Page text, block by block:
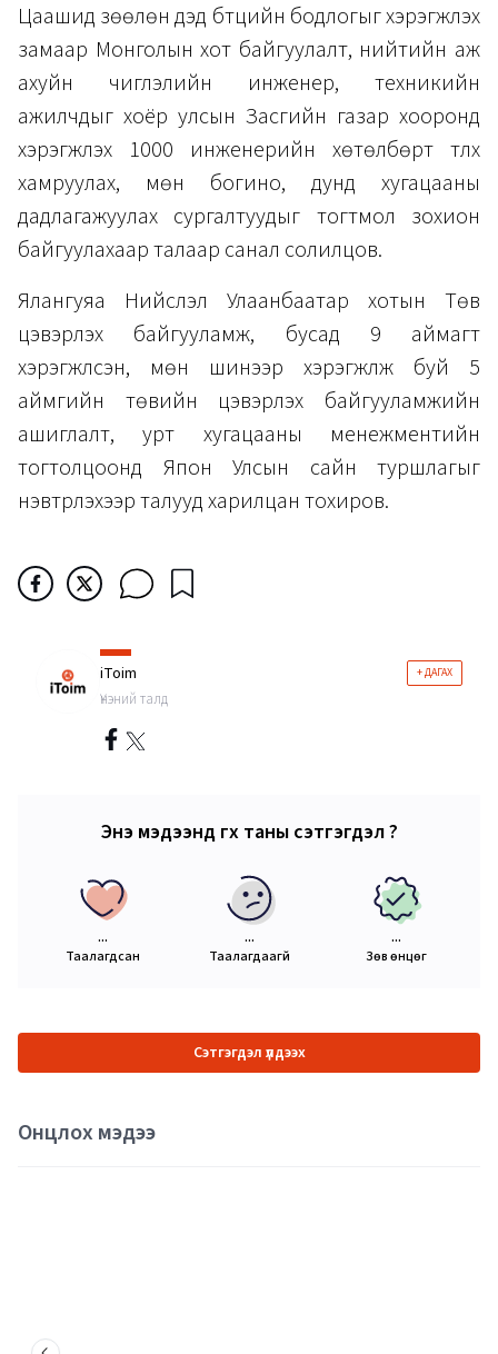
Цаашид зөөлөн дэд бүтцийн бодлогыг хэрэгжүүлэх
замаар Монголын хот байгуулалт, нийтийн аж
ахуйн чиглэлийн инженер, техникийн
ажилчдыг хоёр улсын Засгийн газар хооронд
хэрэгжүүлэх 1000 инженерийн хөтөлбөрт түлхүү
хамруулах, мөн богино, дунд хугацааны
дадлагажуулах сургалтуудыг тогтмол зохион
байгуулахаар талаар санал солилцов.
Ялангуяа Нийслэл Улаанбаатар хотын Төв
цэвэрлэх байгууламж, бусад 9 аймагт
хэрэгжүүлсэн, мөн шинээр хэрэгжүүлж буй 5
аймгийн төвийн цэвэрлэх байгууламжийн
ашиглалт, урт хугацааны менежментийн
тогтолцоонд Япон Улсын сайн туршлагыг
нэвтрүүлэхээр талууд харилцан тохиров.
iToim + ДАГАХ
Үнэний талд
Энэ мэдээнд өгөх таны сэтгэгдэл ?
...
Таалагдсан
...
Таалагдаагүй
...
Зөв өнцөг
Сэтгэгдэл үлдээх
Онцлох мэдээ